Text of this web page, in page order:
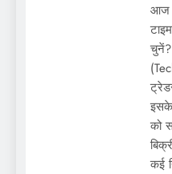
आज
चुनें?
को
कई